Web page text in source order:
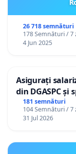
26 718 semnături
178 Semnături / 7
4 Jun 2025
Asigurați
din DGASPC și
181 semnături
104 Semnături / 7
31 Jul 2026